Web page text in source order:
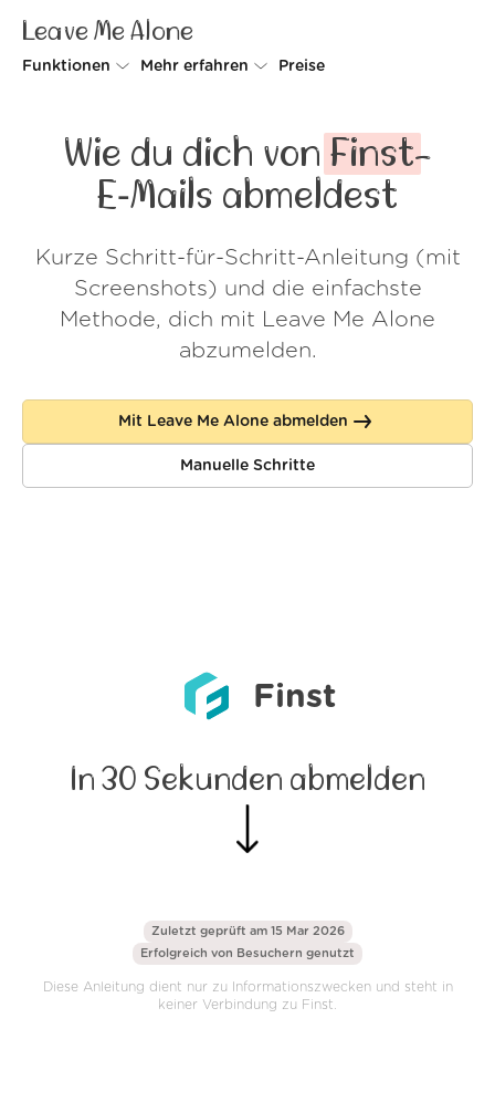
Leave Me Alone
Funktionen
Spam Blocker
Mehr erfahren
Kundenstimmen
FAQ
Preise
Wie du dich von Finst-
E‑Mails abmeldest
Kurze Schritt-für-Schritt-Anleitung (mit
Screenshots) und die einfachste
Methode, dich mit Leave Me Alone
abzumelden.
Mit Leave Me Alone abmelden
Manuelle Schritte
Finst
In 30 Sekunden abmelden
Zuletzt geprüft am 15 Mar 2026
Erfolgreich von Besuchern genutzt
Diese Anleitung dient nur zu Informationszwecken und steht in
keiner Verbindung zu Finst.